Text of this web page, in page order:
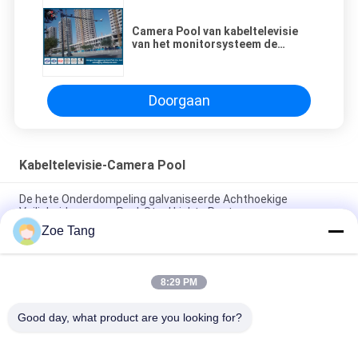
Camera Pool van kabeltelevisie
van het monitorsysteem de
Doorgaan
Kabeltelevisie-Camera Pool
De hete Onderdompeling galvaniseerde Achthoekige
Veiligheidscamera Pool, Staal Lichte Post
H 6.5m Weerbestendigheid van de Camerapolen van Weg de
Monitor Gegalvaniseerde kabeltelevisie
Het professionele Veelhoekige Gegalvaniseerde
Zoe Tang
8:29 PM
Good day, what product are you looking for?